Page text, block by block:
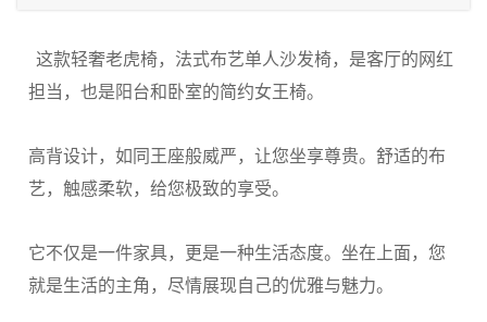
这款轻奢老虎椅，法式布艺单人沙发椅，是客厅的网红
担当，也是阳台和卧室的简约女王椅。
高背设计，如同王座般威严，让您坐享尊贵。舒适的布
艺，触感柔软，给您极致的享受。
它不仅是一件家具，更是一种生活态度。坐在上面，您
就是生活的主角，尽情展现自己的优雅与魅力。